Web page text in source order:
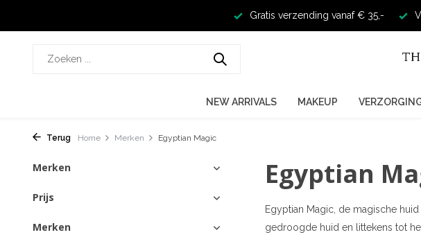
Gratis verzending vanaf € 35,-
NEW ARRIVALS MAKEUP
Terug Home Merken Egyptian Magic
Merken
Prijs
Merken
Egyptian
Egyptian Magic, de magische
gedroogde huid en littekens tot